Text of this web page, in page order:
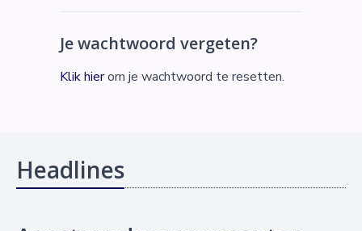
Je wachtwoord vergeten?
Klik hierom je wachtwoord te resetten.
Headlines